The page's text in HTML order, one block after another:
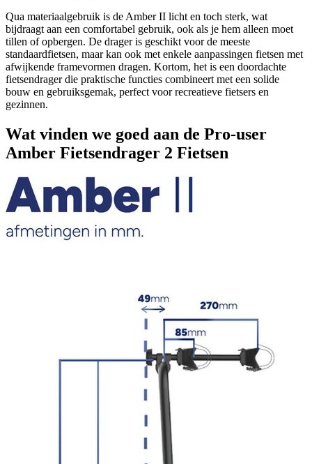
Qua materiaalgebruik is de Amber II licht en toch sterk, wat
bijdraagt aan een comfortabel gebruik, ook als je hem alleen moet
tillen of opbergen. De drager is geschikt voor de meeste
standaardfietsen, maar kan ook met enkele aanpassingen fietsen met
afwijkende framevormen dragen. Kortom, het is een doordachte
fietsendrager die praktische functies combineert met een solide
bouw en gebruiksgemak, perfect voor recreatieve fietsers en
gezinnen.
Wat vinden we goed aan de Pro-user
Amber Fietsendrager 2 Fietsen